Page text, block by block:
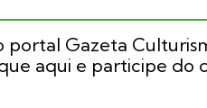
portal Gazeta
aqui e participe do